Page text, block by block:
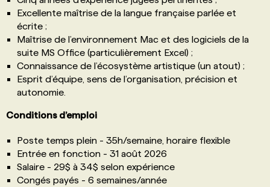
Excellente maîtrise de la langue française parlée et
écrite ;
Maîtrise de l’environnement Mac et des logiciels de la
suite MS Office (particulièrement Excel) ;
Connaissance de l’écosystème artistique (un atout) ;
Esprit d’équipe, sens de l’organisation, précision et
autonomie.
Conditions d’emploi
Poste temps plein - 35h/semaine, horaire flexible
Entrée en fonction - 31 août 2026
Salaire - 29$ à 34$ selon expérience
Congés payés - 6 semaines/année